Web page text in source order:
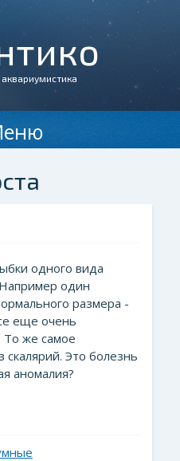
одного вида
один
размера -
еще очень
То же самое
Это болезнь
аномалия?